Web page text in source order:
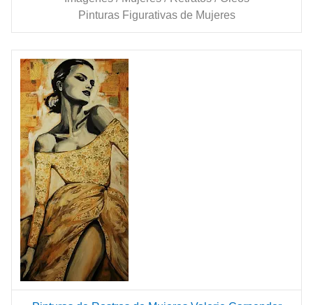
Pinturas Figurativas de Mujeres